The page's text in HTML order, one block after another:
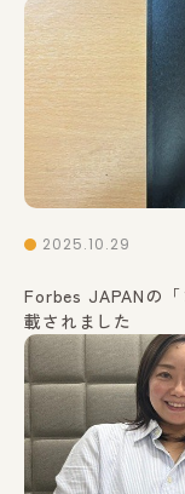
2025.10.29
Forbes JAPANの
載されました